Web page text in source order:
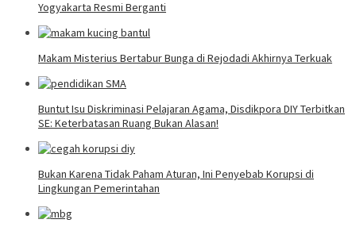
Yogyakarta Resmi Berganti
Makam Misterius Bertabur Bunga di Rejodadi Akhirnya Terkuak
Buntut Isu Diskriminasi Pelajaran Agama, Disdikpora DIY Terbitkan
SE: Keterbatasan Ruang Bukan Alasan!
Bukan Karena Tidak Paham Aturan, Ini Penyebab Korupsi di
Lingkungan Pemerintahan